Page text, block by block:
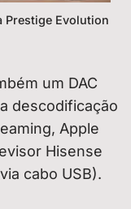
Prestige Evolution
um DAC
descodificação
Apple
Hisense
cabo USB).